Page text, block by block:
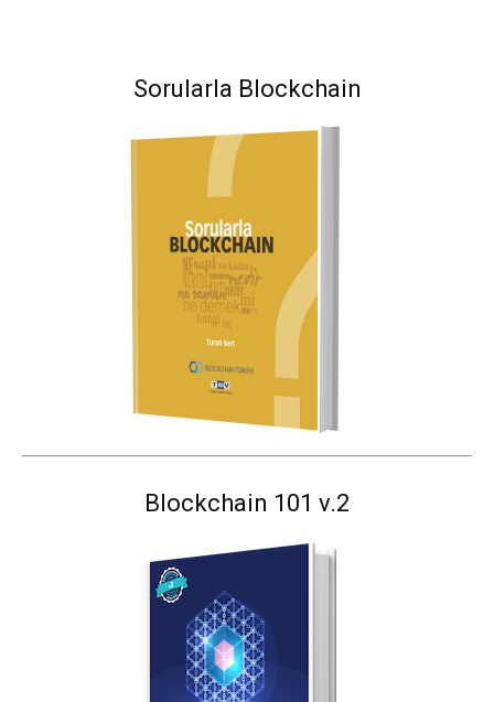
Sorularla Blockchain
Blockchain 101 v.2